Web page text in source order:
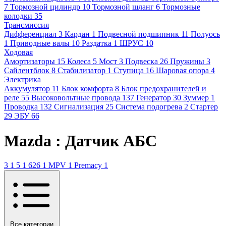
7 Тормозной цилиндр 10 Тормозной шланг 6 Тормозные
колодки 35
Трансмиссия
Дифференциал 3 Кардан 1 Подвесной подшипник 11 Полуось
1 Приводные валы 10 Раздатка 1 ШРУС 10
Ходовая
Амортизаторы 15 Колеса 5 Мост 3 Подвеска 26 Пружины 3
Сайлентблок 8 Стабилизатор 1 Ступица 16 Шаровая опора 4
Электрика
Аккумулятор 11 Блок комфорта 8 Блок предохранителей и
реле 55 Высоковольтные провода 137 Генератор 30 Зуммер 1
Проводка 132 Сигнализация 25 Система подогрева 2 Стартер
29 ЭБУ 66
Mazda : Датчик АБС
3 1 5 1 626 1 MPV 1 Premacy 1
Все категории